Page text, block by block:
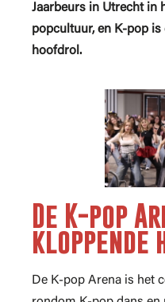
Jaarbeurs in Utrecht in
popcultuur, en K-pop is
hoofdrol.
De K-pop
kloppende
De K-pop Arena is het